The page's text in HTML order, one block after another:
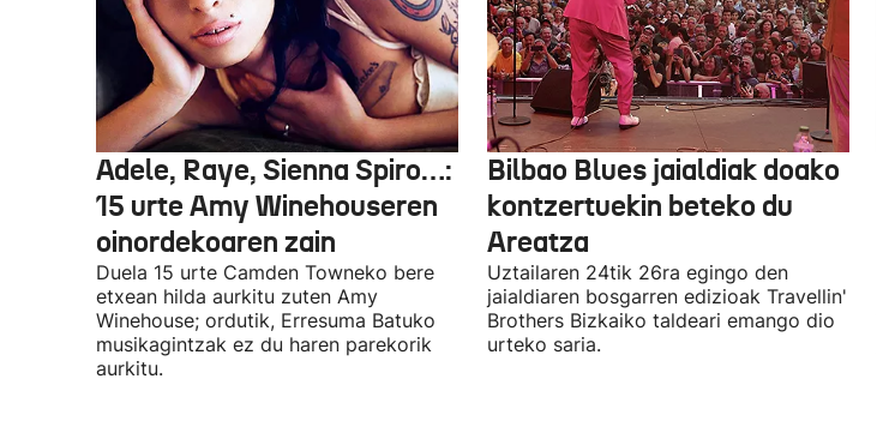
Adele, Raye, Sienna Spiro…:
15 urte Amy Winehouseren
oinordekoaren zain
Duela 15 urte Camden Towneko bere
etxean hilda aurkitu zuten Amy
Winehouse; ordutik, Erresuma Batuko
musikagintzak ez du haren parekorik
aurkitu.
Bilbao Blues jaialdiak doako
kontzertuekin beteko du
Areatza
Uztailaren 24tik 26ra egingo den
jaialdiaren bosgarren edizioak Travellin'
Brothers Bizkaiko taldeari emango dio
urteko saria.